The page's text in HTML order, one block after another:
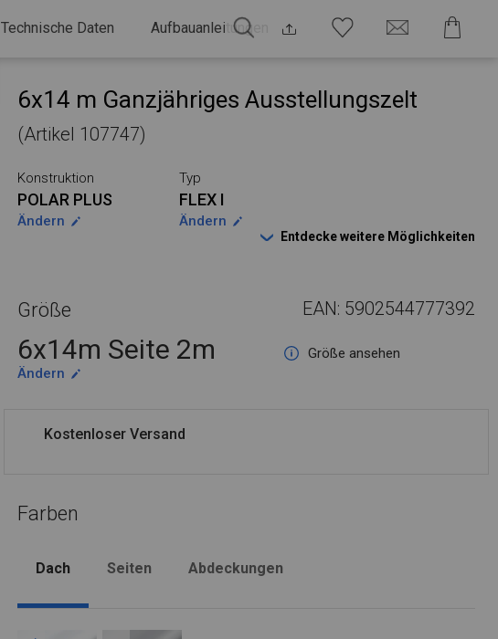
Technische Daten Aufbauanleitungen
6x14 m Ganzjähriges Ausstellungszelt
(Artikel 107747)
Konstruktion
POLAR PLUS
Ändern
Typ
FLEX I
Ändern
Entdecke weitere Möglichkeiten
Größe EAN: 5902544777392
6x14m Seite 2m
Größe ansehen
Ändern
Kostenloser Versand
Farben
Dach Seiten Abdeckungen